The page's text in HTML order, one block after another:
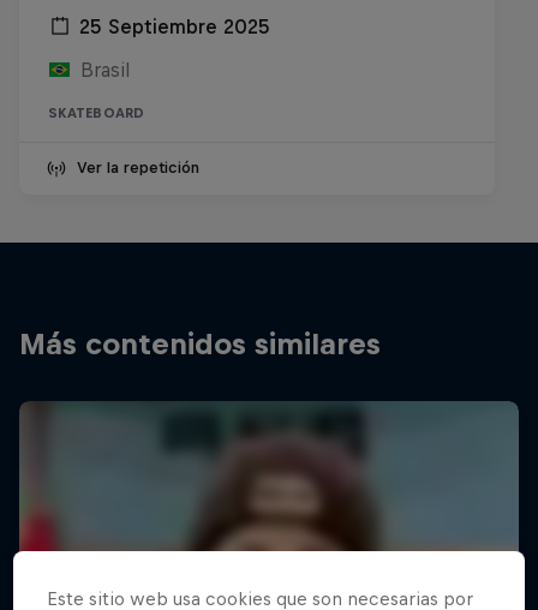
25 Septiembre 2025
Brasil
SKATEBOARD
Ver la repetición
Más contenidos similares
Este sitio web usa cookies que son necesarias por